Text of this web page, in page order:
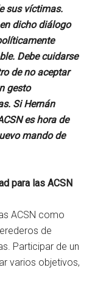
sus víctimas.
dicho diálogo
Debe cuidarse
de no aceptar
gesto
Si Hernán
es hora de
mando de
para las ACSN
ACSN como
de
Participar de un
varios objetivos,